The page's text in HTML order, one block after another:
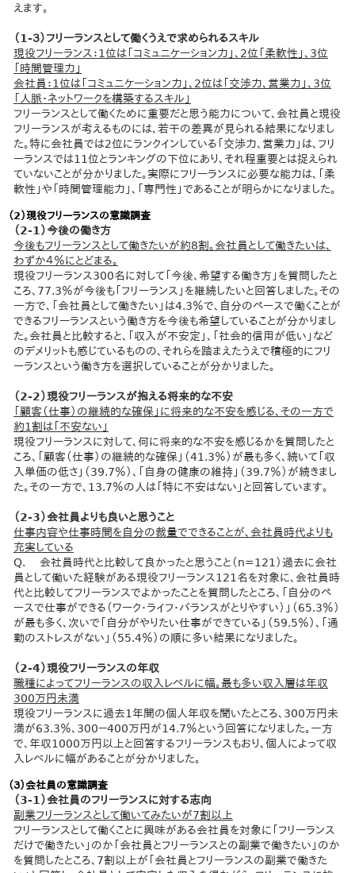
えます。
（1-３）フリーランスとして働くうえで求められるスキル
現役フリーランス：1位は「コミュニケーション力」、2位「柔軟性」、3位
「時間管理力」
会社員：1位は「コミュニケーション力」、2位は「交渉力、営業力」、3位
「人脈・ネットワークを構築するスキル」
フリーランスとして働くために重要だと思う能力について、会社員と現役
フリーランスが考えるものには、若干の差異が見られる結果になりまし
た。特に会社員では2位にランクインしている「交渉力、営業力」は、フリ
ーランスでは11位とランキングの下位にあり、それ程重要とは捉えられ
ていないことが分かりました。実際にフリーランスに必要な能力は、「柔
軟性」や「時間管理能力」、「専門性」であることが明らかになりました。
（2）現役フリーランスの意識調査
（2-1）今後の働き方
今後もフリーランスとして働きたいが約8割。会社員として働きたいは、
わずか４％にとどまる。
現役フリーランス300名に対して「今後、希望する働き方」を質問したと
ころ、77.3％が今後も「フリーランス」を継続したいと回答しました。その
一方で、「会社員として働きたい」は4.3％で、自分のペースで働くことが
できるフリーランスという働き方を今後も希望していることが分かりまし
た。会社員と比較すると、「収入が不安定」、「社会的信用が低い」など
のデメリットも感じているものの、それらを踏まえたうえで積極的にフリ
ーランスという働き方を選択していることが分かりました。
（2-2）現役フリーランスが抱える将来的な不安
「顧客（仕事）の継続的な確保」に将来的な不安を感じる、その一方で
約1割は「不安ない」
現役フリーランスに対して、何に将来的な不安を感じるかを質問したと
ころ、「顧客（仕事）の継続的な確保」（41.3％）が最も多く、続いて「収
入単価の低さ」（39.7％）、「自身の健康の維持」（39.7％）が続きまし
た。その一方で、13.7％の人は「特に不安はない」と回答しています。
（2-3）会社員よりも良いと思うこと
仕事内容や仕事時間を自分の裁量でできることが、会社員時代よりも
充実している
Q. 会社員時代と比較して良かったと思うこと（n=121）過去に会社
員として働いた経験がある現役フリーランス121名を対象に、会社員時
代と比較してフリーランスでよかったことを質問したところ、「自分のペ
ースで仕事ができる（ワーク・ライフ・バランスがとりやすい）」（65.3％）
が最も多く、次いで「自分がやりたい仕事ができている」（59.5％）、「通
勤のストレスがない」（55.4％）の順に多い結果になりました。
（2-4）現役フリーランスの年収
職種によってフリーランスの収入レベルに幅。最も多い収入層は年収
300万円未満
現役フリーランスに過去1年間の個人年収を聞いたところ、300万円未
満が63.3％、300－400万円が14.7％という回答になりました。一方
で、年収1000万円以上と回答するフリーランスもおり、個人によって収
入レベルに幅があることが分かりました。
（３）会社員の意識調査
（3-1）会社員のフリーランスに対する志向
副業フリーランスとして働いてみたいが7割以上
フリーランスとして働くことに興味がある会社員を対象に「フリーランス
だけで働きたい」のか「会社員とフリーランスとの副業で働きたい」のか
を質問したところ、7割以上が「会社員とフリーランスの副業で働きた